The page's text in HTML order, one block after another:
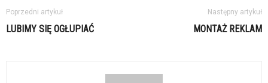
Poprzedni artykuł
LUBIMY SIĘ OGŁUPIAĆ
Następny artykuł
MONTAŻ REKLAM